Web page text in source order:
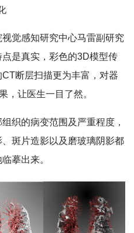
觉感知研究中心马雷副研究
是真实，彩色的3D模型传
断层扫描更为丰富，对器
，让医生一目了然。
织的病变范围及严重程度，
斑片造影以及磨玻璃阴影都
摹出来。